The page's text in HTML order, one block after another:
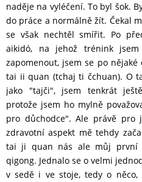
naděje na vyléčení. To byl šok.
do práce a normálně žít. Čekal
se však nechtěl smířit. Po
aikidó, na jehož trénink
zapomenout, jsem se po
tai ii quan (tchaj ti čchuan). O
jako "tajči", jsem tenkrát
protože jsem ho mylně
pro důchodce". Ale právě pro
zdravotní aspekt mě tehdy
tai ji quan nás ale můj první
qigong. Jednalo se o velmi
v sedě i ve stoje, tedy o